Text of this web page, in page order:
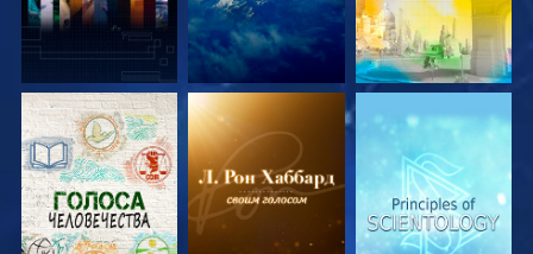
СМОТРЕТЬ
ПЕРЕДАЧИ
СМОТРЕТЬ
ПЕРЕДАЧИ
СМОТРЕТЬ
ПЕРЕДАЧИ